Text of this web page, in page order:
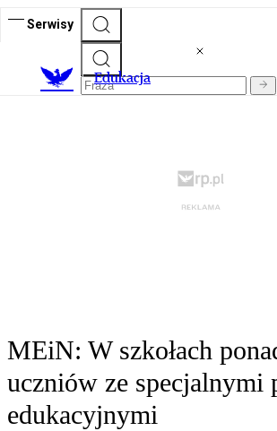
Serwisy
Edukacja
MEiN: W szkołach
uczniów ze specjalnymi
edukacyjnymi